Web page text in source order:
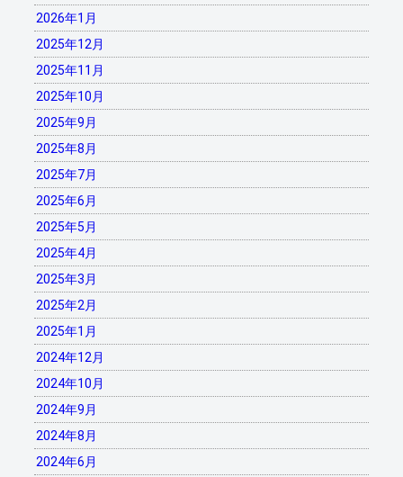
2026年1月
2025年12月
2025年11月
2025年10月
2025年9月
2025年8月
2025年7月
2025年6月
2025年5月
2025年4月
2025年3月
2025年2月
2025年1月
2024年12月
2024年10月
2024年9月
2024年8月
2024年6月